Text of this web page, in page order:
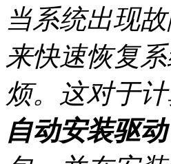
当系统出现
来快速恢复
烦。这对于
自动安装驱动